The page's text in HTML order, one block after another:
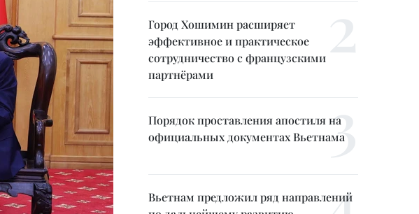
Город Хошимин расширяет
эффективное и практическое
сотрудничество с французскими
партнёрами
Порядок проставления апостиля на
официальных документах Вьетнама
Вьетнам предложил ряд направлений